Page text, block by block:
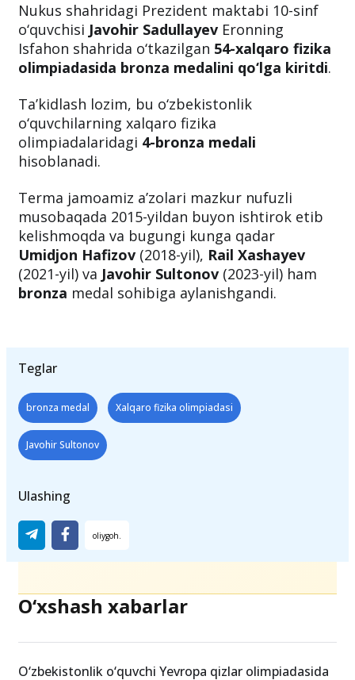
Nukus shahridagi Prezident maktabi 10-sinf
o‘quvchisi Javohir Sadullayev Eronning
Isfahon shahrida o‘tkazilgan 54-xalqaro fizika
olimpiadasida bronza medalini qo‘lga kiritdi.
Ta’kidlash lozim, bu o‘zbekistonlik
o‘quvchilarning xalqaro fizika
olimpiadalaridagi 4-bronza medali
hisoblanadi.
Terma jamoamiz a’zolari mazkur nufuzli
musobaqada 2015-yildan buyon ishtirok etib
kelishmoqda va bugungi kunga qadar
Umidjon Hafizov (2018-yil), Rail Xashayev
(2021-yil) va Javohir Sultonov (2023-yil) ham
bronza medal sohibiga aylanishgandi.
Teglar
bronza medal Xalqaro fizika olimpiadasi
Javohir Sultonov
Ulashing
O‘xshash xabarlar
O‘zbekistonlik o‘quvchi Yevropa qizlar olimpiadasida